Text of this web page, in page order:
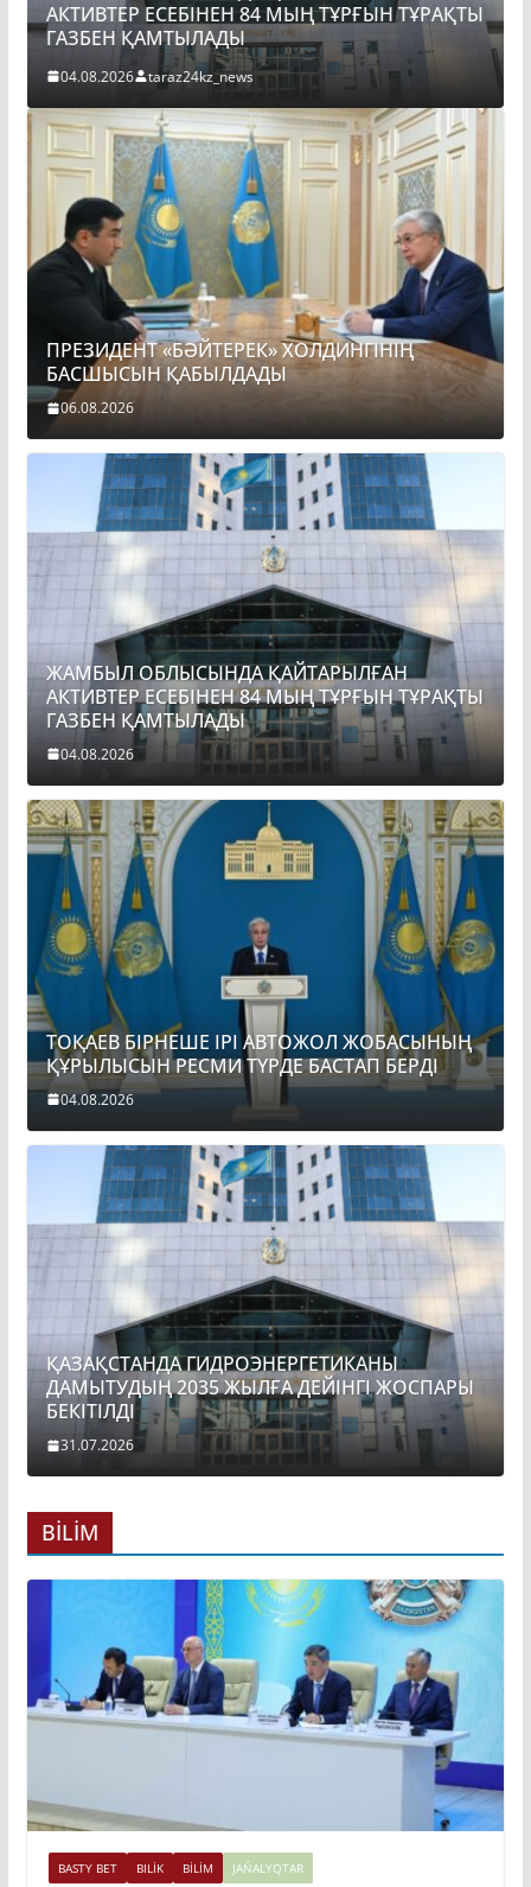
АКТИВТЕР ЕСЕБІНЕН 84 МЫҢ ТҰРҒЫН ТҰРАҚТЫ
ГАЗБЕН ҚАМТЫЛАДЫ
04.08.2026 taraz24kz_news
ПРЕЗИДЕНТ «БӘЙТЕРЕК» ХОЛДИНГІНІҢ
БАСШЫСЫН ҚАБЫЛДАДЫ
06.08.2026
ЖАМБЫЛ ОБЛЫСЫНДА ҚАЙТАРЫЛҒАН
АКТИВТЕР ЕСЕБІНЕН 84 МЫҢ ТҰРҒЫН ТҰРАҚТЫ
ГАЗБЕН ҚАМТЫЛАДЫ
04.08.2026
ТОҚАЕВ БІРНЕШЕ ІРІ АВТОЖОЛ ЖОБАСЫНЫҢ
ҚҰРЫЛЫСЫН РЕСМИ ТҮРДЕ БАСТАП БЕРДІ
04.08.2026
ҚАЗАҚСТАНДА ГИДРОЭНЕРГЕТИКАНЫ
ДАМЫТУДЫҢ 2035 ЖЫЛҒА ДЕЙІНГІ ЖОСПАРЫ
БЕКІТІЛДІ
31.07.2026
BİLİM
BASTY BET BILİK BİLİM JAŃALYQTAR